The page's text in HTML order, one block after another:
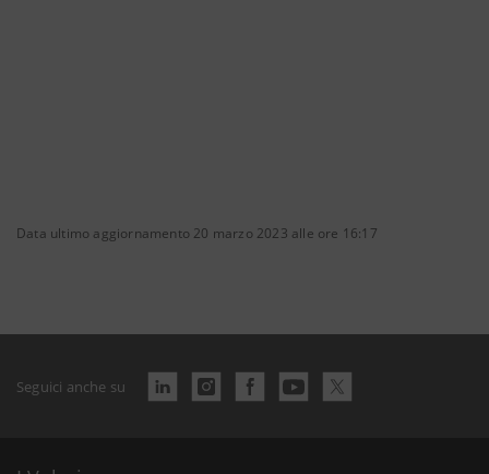
Data ultimo aggiornamento 20 marzo 2023 alle ore 16:17
Seguici anche su